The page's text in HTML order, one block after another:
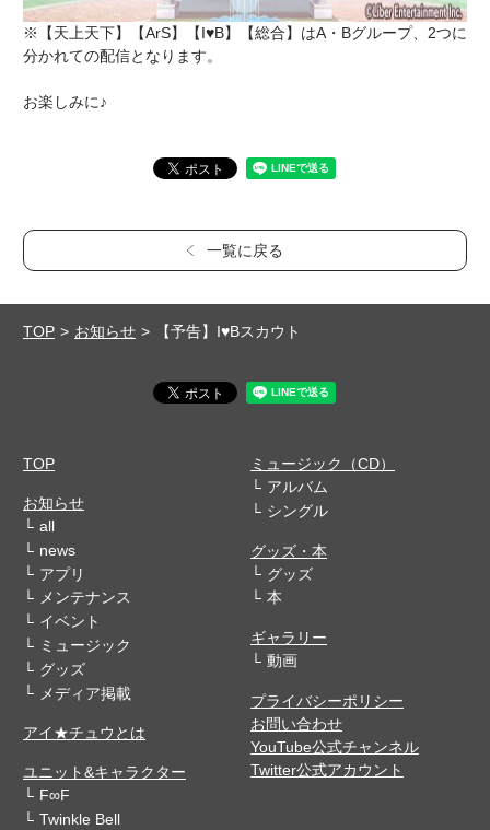
※【天上天下】【ArS】【I♥B】【総合】はA・Bグループ、2つに
分かれての配信となります。
お楽しみに♪
一覧に戻る
TOP お知らせ 【予告】I♥Bスカウト
TOP
お知らせ
all
news
アプリ
メンテナンス
イベント
ミュージック
グッズ
メディア掲載
アイ★チュウとは
ユニット&キャラクター
F∞F
Twinkle Bell
ミュージック（CD）
アルバム
シングル
グッズ・本
グッズ
本
ギャラリー
動画
プライバシーポリシー
お問い合わせ
YouTube公式チャンネル
Twitter公式アカウント